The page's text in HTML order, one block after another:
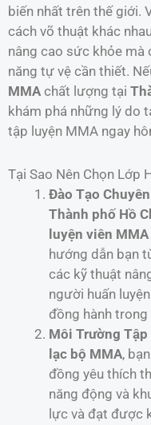
biến nhất trên thế giới.
cách võ thuật khác
nâng cao sức khỏe mà
năng tự vệ cần thiết.
MMA chất lượng tại
khám phá những lý do
tập luyện MMA ngay
Tại Sao Nên Chọn Lớp
Đào Tạo
Thành phố Hồ
luyện viên MMA
hướng dẫn bạn
các kỹ thuật
người huấn
đồng hành trong
Môi Trường
lạc bộ MMA,
đồng yêu thích
năng động và
lực và đạt được